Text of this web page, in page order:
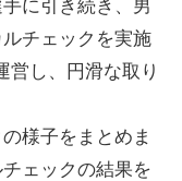
に引き続き、男
チェックを実施
営し、円滑な取り
様子をまとめま
ェックの結果を